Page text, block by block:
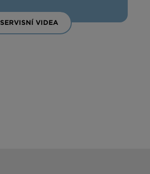
SERVISNÍ VIDEA